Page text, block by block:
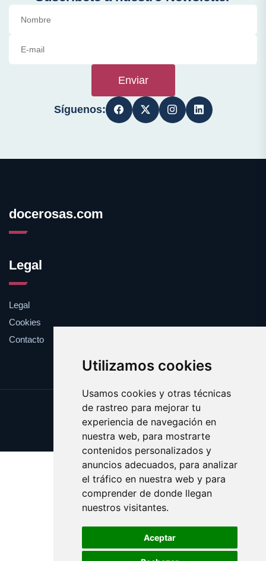
Utilizamos cookies
Usamos cookies y otras técnicas
de rastreo para mejorar tu
experiencia de navegación en
nuestra web, para mostrarte
contenidos personalizados y
anuncios adecuados, para analizar
el tráfico en nuestra web y para
comprender de donde llegan
nuestros visitantes.
Aceptar
Enviar
Síguenos:
docerosas.com
Legal
Legal
Cookies
Contacto
Update cookies preferences
Copyright © 2025 docerosas.com